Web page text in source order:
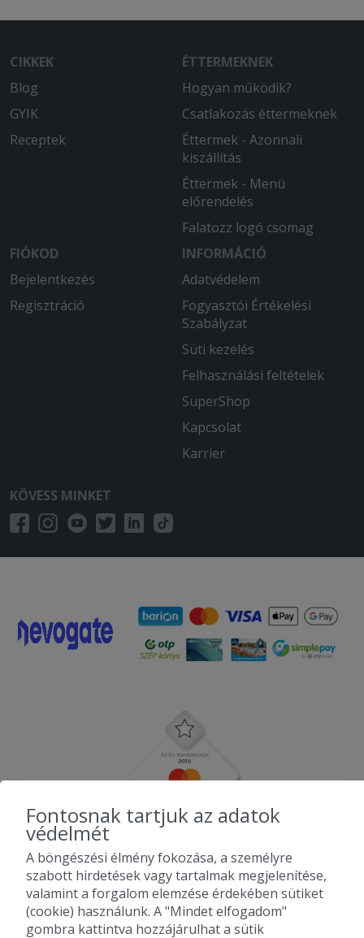
CIKKEK
Blog
GYIK
Receptek
ÉTTERMEKNEK
Hogyan működik?
Csatlakozás éttermeknek
Éttermek - Azonnali
kiszállítás
Éttermek - Menü
előrendelés
Falatozz logó csomag
FIÓKOD
Bejelentkezés
Regisztráció
INFORMÁCIÓ
Adatvédelem
Fogyasztói Értékelési
Szabályzat
Süti kezelés
Felhasználási feltételek
SuperShop
Kapcsolat
Karrier
KÖVESS MINKET
Fontosnak tartjuk az adatok
védelmét
A böngészési élmény fokozása, a személyre
szabott hirdetések vagy tartalmak megjelenítése,
valamint a forgalom elemzése érdekében sütiket
(cookie) használunk. A "Mindet elfogadom"
gombra kattintva hozzájárulhat a sütik